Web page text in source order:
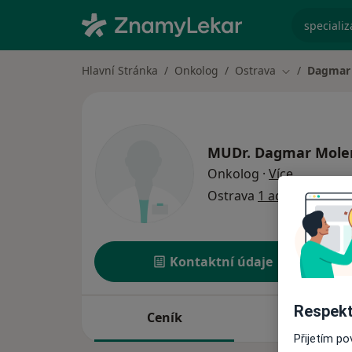
Hlavní Stránka Onkolog Ostrava Změna města
MUDr. Dagmar
Onkolog · Víceo
Ostrava 1 adresa
Kontaktní údaje
Ceník Adresy
Přijetím